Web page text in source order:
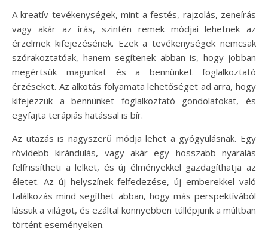
A kreatív tevékenységek, mint a festés, rajzolás, zeneírás
vagy akár az írás, szintén remek módjai lehetnek az
érzelmek kifejezésének. Ezek a tevékenységek nemcsak
szórakoztatóak, hanem segítenek abban is, hogy jobban
megértsük magunkat és a bennünket foglalkoztató
érzéseket. Az alkotás folyamata lehetőséget ad arra, hogy
kifejezzük a bennünket foglalkoztató gondolatokat, és
egyfajta terápiás hatással is bír.
Az utazás is nagyszerű módja lehet a gyógyulásnak. Egy
rövidebb kirándulás, vagy akár egy hosszabb nyaralás
felfrissítheti a lelket, és új élményekkel gazdagíthatja az
életet. Az új helyszínek felfedezése, új emberekkel való
találkozás mind segíthet abban, hogy más perspektívából
lássuk a világot, és ezáltal könnyebben túllépjünk a múltban
történt eseményeken.